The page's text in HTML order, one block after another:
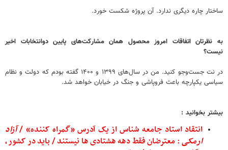
ساختار چاره دیگری ندارد. آن پروژه شکست خورد.
به نظرتان اتفاقات امروز محصول همان مشارکت‌های پایین دوانتخابات اخیر
نیست؟
در نت جست‌وجو کنید. من در سال‌های ۱۳۹۹ و ۱۴۰۰ گفته بودم که دولت و نظام
سیاسی یکپارچه باعث فروپاشی و جنگ در خیابان خواهد شد.
بیشتر بخوانید :
انتقاد استاد جامعه شناس از یک آدرس «گمراه کننده» /آزاد
ارمکی: معترضان فقط دهه هشتادی ها نیستند / باید در کشور ،